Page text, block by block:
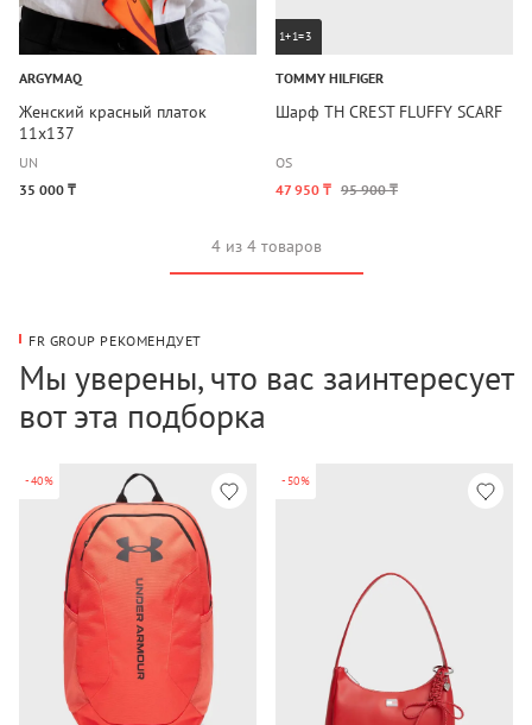
ARGYMAQ
Женский красный платок
11х137
UN
35 000 ₸
1+1=3
TOMMY HILFIGER
Шарф TH CREST FLUFFY SCARF
OS
47 950 ₸ 95 900 ₸
4 из 4 товаров
FR GROUP РЕКОМЕНДУЕТ
Мы уверены, что вас заинтересует
вот эта подборка
-40% -50%